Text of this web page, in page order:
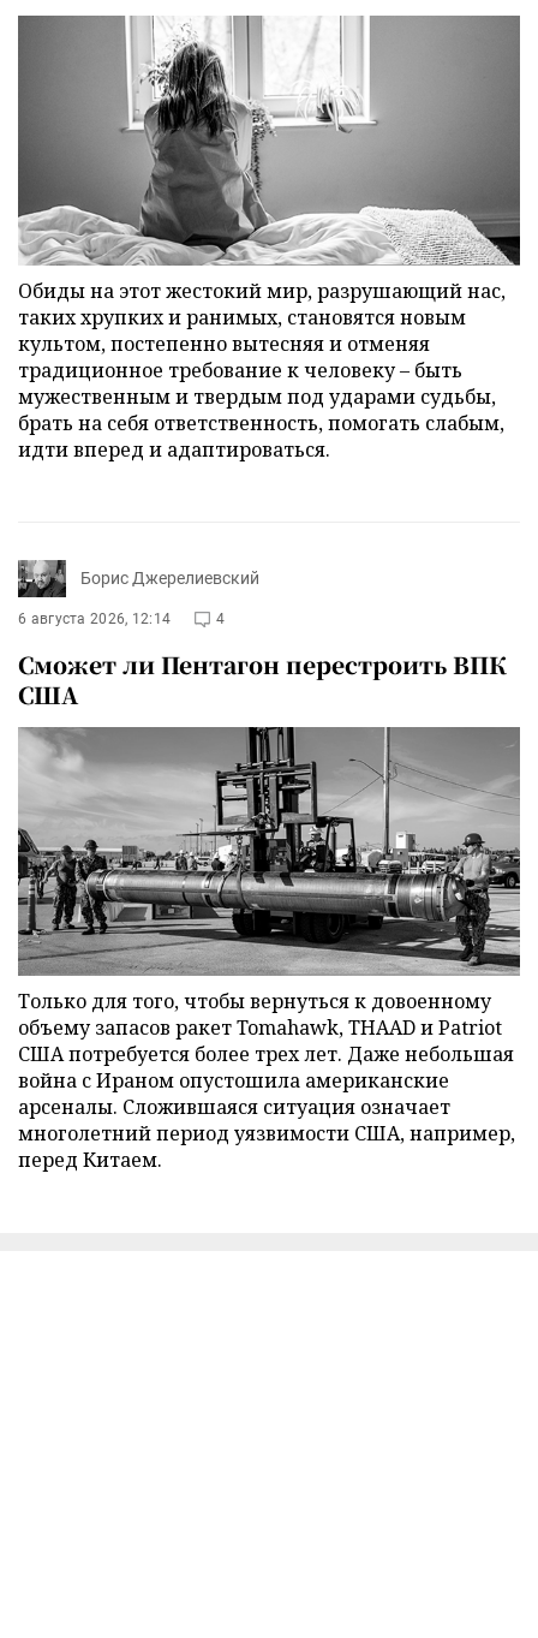
Обиды на этот жестокий мир, разрушающий нас,
таких хрупких и ранимых, становятся новым
культом, постепенно вытесняя и отменяя
традиционное требование к человеку – быть
мужественным и твердым под ударами судьбы,
брать на себя ответственность, помогать слабым,
идти вперед и адаптироваться.
Борис Джерелиевский
6 августа 2026, 12:14 4
Сможет ли Пентагон перестроить ВПК
США
Только для того, чтобы вернуться к довоенному
объему запасов ракет Tomahawk, THAAD и Patriot
США потребуется более трех лет. Даже небольшая
война с Ираном опустошила американские
арсеналы. Сложившаяся ситуация означает
многолетний период уязвимости США, например,
перед Китаем.